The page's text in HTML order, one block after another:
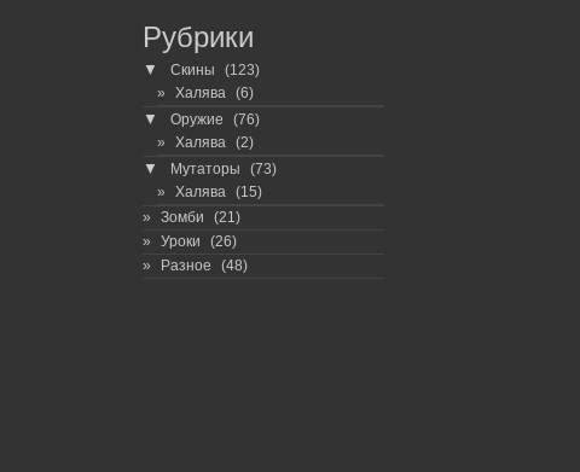
Рубрики
▼ Скины
(123)
Халява (6)
▼ Оружие
(76)
Халява (2)
▼ Мутаторы
(73)
Халява (15)
Зомби
(21)
Уроки
(26)
Разное
(48)